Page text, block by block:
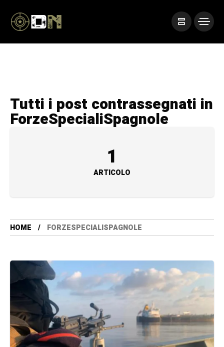
Tutti i post contrassegnati in
ForzeSpecialiSpagnole
1
ARTICOLO
HOME FORZESPECIALISPAGNOLE